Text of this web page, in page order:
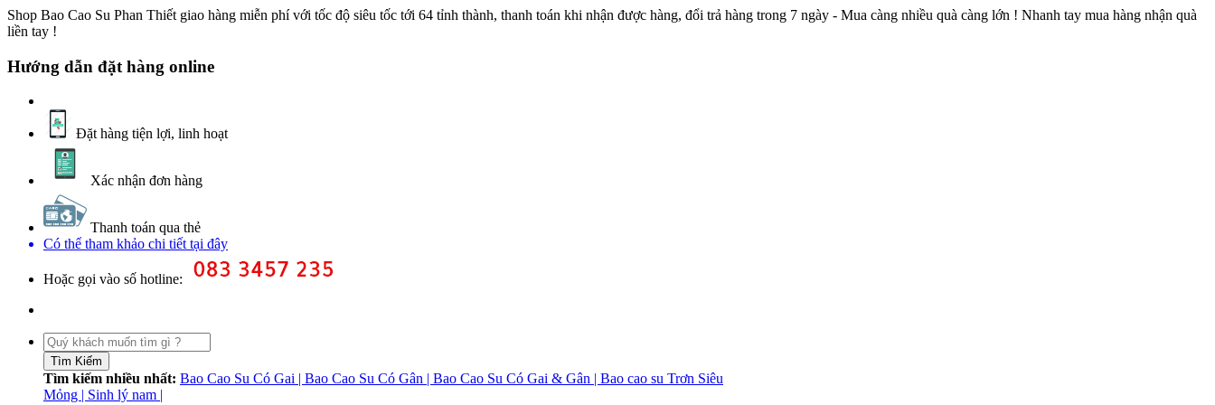
Shop Bao Cao Su Phan Thiết giao hàng miễn phí với tốc độ siêu tốc tới 64 tỉnh thành, thanh toán khi nhận được hàng, đổi trả hàng trong 7 ngày - Mua càng nhiều quà càng lớn ! Nhanh tay mua hàng nhận quà
liền tay !
Hướng dẫn đặt hàng online
Đặt hàng tiện lợi, linh hoạt
Xác nhận đơn hàng
Thanh toán qua thẻ
Có thể tham khảo chi tiết tại đây
Hoặc gọi vào số hotline:
Tìm kiếm nhiều nhất: Bao Cao Su Có Gai | Bao Cao Su Có Gân | Bao Cao Su Có Gai & Gân | Bao cao su Trơn Siêu
Mỏng | Sinh lý nam |